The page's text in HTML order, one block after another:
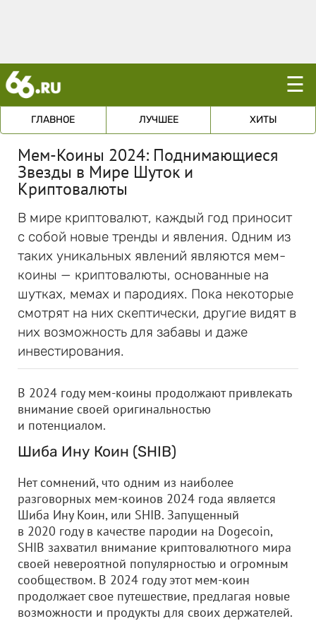
☰
ГЛАВНОЕ ЛУЧШЕЕ ХИТЫ
Мем-Коины 2024: Поднимающиеся
Звезды в Мире Шуток и
Криптовалюты
В мире криптовалют, каждый год приносит
с собой новые тренды и явления. Одним из
таких уникальных явлений являются мем-
коины — криптовалюты, основанные на
шутках, мемах и пародиях. Пока некоторые
смотрят на них скептически, другие видят в
них возможность для забавы и даже
инвестирования.
В 2024 году мем-коины продолжают привлекать
внимание своей оригинальностью
и потенциалом.
Шиба Ину Коин (SHIB)
Нет сомнений, что одним из наиболее
разговорных мем-коинов 2024 года является
Шиба Ину Коин, или SHIB. Запущенный
в 2020 году в качестве пародии на Dogecoin,
SHIB захватил внимание криптовалютного мира
своей невероятной популярностью и огромным
сообществом. В 2024 году этот мем-коин
продолжает свое путешествие, предлагая новые
возможности и продукты для своих держателей.